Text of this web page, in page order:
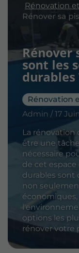
Rénover
sont les
durables
Admin / 17
La rénovation
être une
nécessaire
de cet
durables sont
non
options les
rénover votre